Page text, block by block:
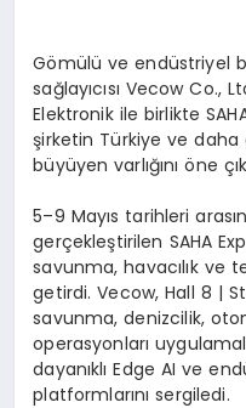
Gömülü ve endüstriyel
sağlayıcısı Vecow Co.,
Elektronik ile birlikte
şirketin Türkiye ve daha
büyüyen varlığını öne
5–9 Mayıs tarihleri
gerçekleştirilen SAHA
savunma, havacılık ve
getirdi.Vecow,Hall 8 |
savunma, denizcilik,
operasyonları
dayanıklıEdge AI ve
platformlarını sergiledi.